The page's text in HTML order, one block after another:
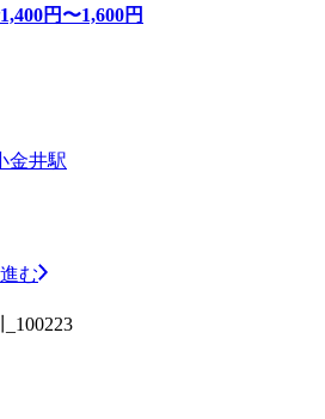
1,400円〜1,600円
金井駅
む